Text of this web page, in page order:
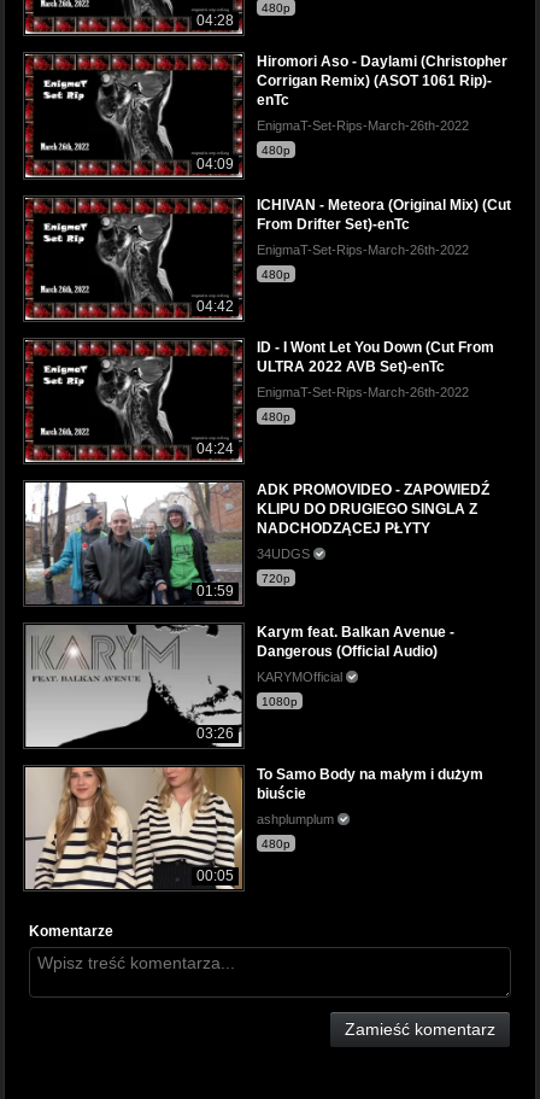
04:28
480p
04:09
Hiromori Aso - Daylami (Christopher
Corrigan Remix) (ASOT 1061 Rip)-
enTc
EnigmaT-Set-Rips-March-26th-2022
480p
04:42
ICHIVAN - Meteora (Original Mix) (Cut
From Drifter Set)-enTc
EnigmaT-Set-Rips-March-26th-2022
480p
04:24
ID - I Wont Let You Down (Cut From
ULTRA 2022 AVB Set)-enTc
EnigmaT-Set-Rips-March-26th-2022
480p
01:59
ADK PROMOVIDEO - ZAPOWIEDŹ
KLIPU DO DRUGIEGO SINGLA Z
NADCHODZĄCEJ PŁYTY
34UDGS
720p
03:26
Karym feat. Balkan Avenue -
Dangerous (Official Audio)
KARYMOfficial
1080p
00:05
To Samo Body na małym i dużym
biuście
ashplumplum
480p
Komentarze
Zamieść komentarz